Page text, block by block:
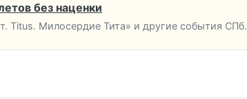
без наценки
Titus. Милосердие Тита» и другие события СПб.